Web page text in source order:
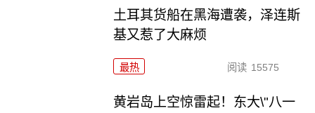
土耳其货船在黑海遭袭，泽连斯
基又惹了大麻烦
最热 阅读 15575
黄岩岛上空惊雷起！东大\"八一